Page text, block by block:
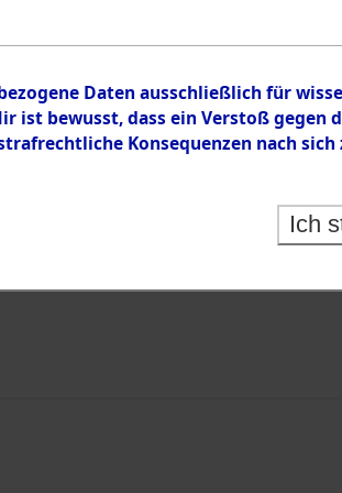
Daten ausschließlich für
bewusst, dass ein Verstoß gegen
Konsequenzen nach sich
Ich